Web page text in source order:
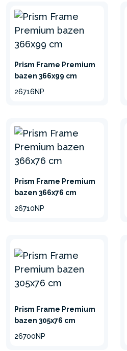
Prism Frame Premium
bazen 366x99 cm
26716NP
Prism Frame Premium
bazen 366x76 cm
26710NP
Prism Frame Premium
bazen 305x76 cm
26700NP